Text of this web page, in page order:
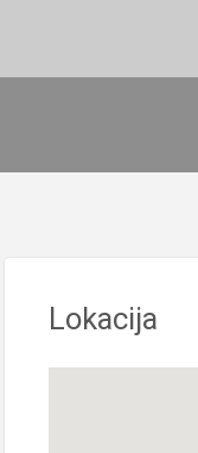
Lokacija